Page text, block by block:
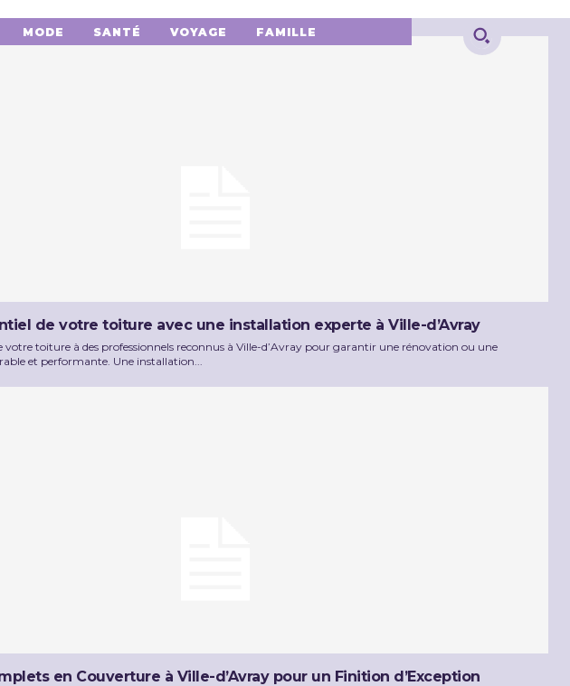
MODE SANTÉ VOYAGE FAMILLE
de votre toiture avec une installation experte à Ville-d’Avray
votre toiture à des professionnels reconnus à Ville-d’Avray pour garantir une rénovation ou une
et performante. Une installation...
en Couverture à Ville-d’Avray pour un Finition d’Exception